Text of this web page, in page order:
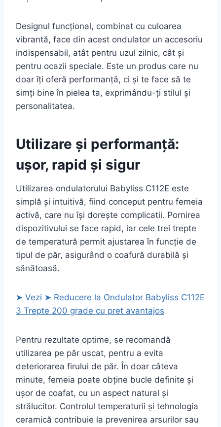
Designul funcțional, combinat cu culoarea
vibrantă, face din acest ondulator un accesoriu
indispensabil, atât pentru uzul zilnic, cât și
pentru ocazii speciale. Este un produs care nu
doar îți oferă performanță, ci și te face să te
simți bine în pielea ta, exprimându-ți stilul și
personalitatea.
Utilizare și performanță:
ușor, rapid și sigur
Utilizarea ondulatorului Babyliss C112E este
simplă și intuitivă, fiind conceput pentru femeia
activă, care nu își dorește complicatii. Pornirea
dispozitivului se face rapid, iar cele trei trepte
de temperatură permit ajustarea în funcție de
tipul de păr, asigurând o coafură durabilă și
sănătoasă.
➤ Vezi ➤ Reducere la Ondulator Babyliss C112E
3 Trepte 200 grade cu pret avantajos
Pentru rezultate optime, se recomandă
utilizarea pe păr uscat, pentru a evita
deteriorarea firului de păr. În doar câteva
minute, femeia poate obține bucle definite și
ușor de coafat, cu un aspect natural și
strălucitor. Controlul temperaturii și tehnologia
ceramică contribuie la prevenirea arsurilor sau